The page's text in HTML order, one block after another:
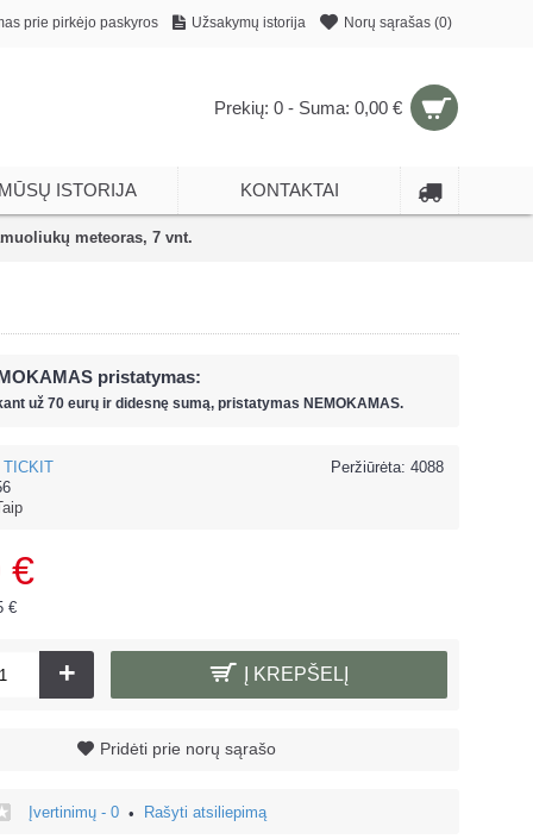
prie pirkėjo paskyros Užsakymų istorija Norų sąrašas (0)
Prekių: 0 - Suma: 0,00 €
MŪSŲ ISTORIJA KONTAKTAI
meteoras, 7 vnt.
pristatymas:
už 70 eurų ir didesnę sumą, pristatymas NEMOKAMAS.
Peržiūrėta: 4088
TICKIT
€
€
+ Į KREPŠELĮ
Pridėti prie norų sąrašo
Įvertinimų - 0 • Rašyti atsiliepimą